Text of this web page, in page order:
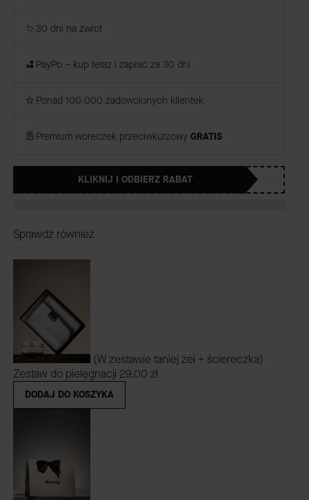
30 dni na zwrot
PayPo – kup teraz i zapłać za 30 dni
Ponad 100 000 zadowolonych klientek
Premium woreczek przeciwkurzowy GRATIS
KLIKNIJ I ODBIERZ RABAT
Sprawdź również
(W zestawie taniej żel + ściereczka)
Zestaw do pielęgnacji 29,00 zł
DODAJ DO KOSZYKA